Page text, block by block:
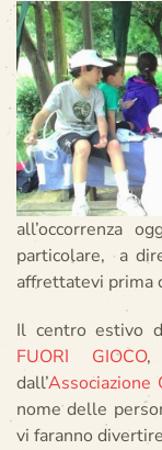
all’occorrenza
particolare, a
affrettatevi prima
Il centro estivo
FUORI GIOCO,
dall’Associazione
nome delle
vi faranno